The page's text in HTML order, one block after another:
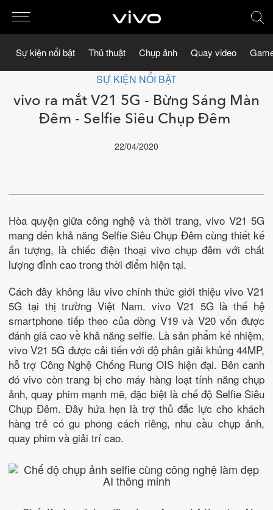
Sự kiện nổi bật Thủ thuật Chụp ảnh Quay video
SỰ KIỆN NỔI BẬT
vivo ra mắt V21 5G - Bừng Sáng Màn
Đêm - Selfie Siêu Chụp Đêm
22/04/2020
Hòa quyện giữa công nghệ và thời trang, vivo V21 5G
mang đến khả năng Selfie Siêu Chụp Đêm cùng thiết kế
ấn tượng, là chiếc điện thoại vivo chụp đêm với chất
lượng đỉnh cao trong thời điểm hiện tại.
Cách đây không lâu vivo chính thức giới thiệu vivo V21
5G tại thị trường Việt Nam. vivo V21 5G là thế hệ
smartphone tiếp theo của dòng V19 và V20 vốn được
đánh giá cao về khả năng selfie. Là sản phẩm kế nhiệm,
vivo V21 5G được cải tiến với độ phân giải khủng 44MP,
hỗ trợ Công Nghệ Chống Rung OIS hiện đại. Bên canh
đó vivo còn trang bị cho máy hàng loạt tính năng chụp
ảnh, quay phim mạnh mẽ, đặc biệt là chế độ Selfie Siêu
Chụp Đêm. Đây hứa hẹn là trợ thủ đắc lực cho khách
hàng trẻ có gu phong cách riêng, nhu cầu chụp ảnh,
quay phim và giải trí cao.